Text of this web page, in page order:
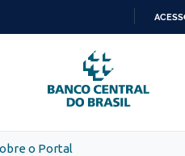
PARA
O
CONTEÚDO
o Portal